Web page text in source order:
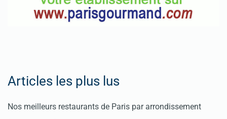
Articles les plus lus
Nos meilleurs restaurants de Paris par arrondissement